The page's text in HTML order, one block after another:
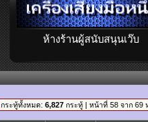
ห้างร้านผู้สนับสนุนเว๊บ
กระทู้ทั้งหมด: 6,827 กระทู้ | หน้าที่ 58 จาก 69